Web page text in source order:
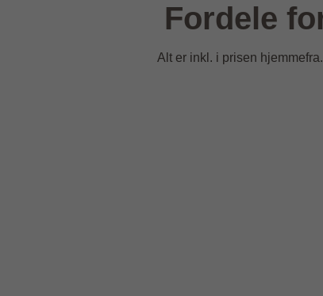
Fordele
Alt er inkl. i prisen